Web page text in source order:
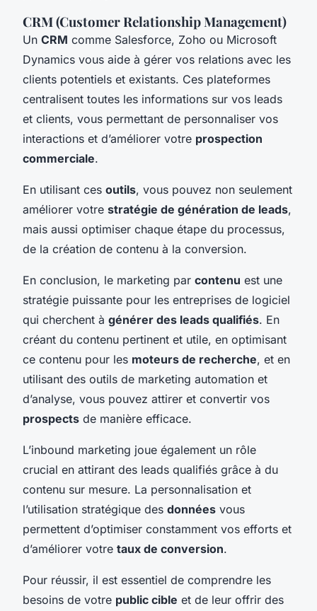
CRM (Customer Relationship Management)
Un CRM comme Salesforce, Zoho ou Microsoft
Dynamics vous aide à gérer vos relations avec les
clients potentiels et existants. Ces plateformes
centralisent toutes les informations sur vos leads
et clients, vous permettant de personnaliser vos
interactions et d’améliorer votre prospection
commerciale.
En utilisant ces outils, vous pouvez non seulement
améliorer votre stratégie de génération de leads,
mais aussi optimiser chaque étape du processus,
de la création de contenu à la conversion.
En conclusion, le marketing par contenu est une
stratégie puissante pour les entreprises de logiciel
qui cherchent à générer des leads qualifiés. En
créant du contenu pertinent et utile, en optimisant
ce contenu pour les moteurs de recherche, et en
utilisant des outils de marketing automation et
d’analyse, vous pouvez attirer et convertir vos
prospects de manière efficace.
L’inbound marketing joue également un rôle
crucial en attirant des leads qualifiés grâce à du
contenu sur mesure. La personnalisation et
l’utilisation stratégique des données vous
permettent d’optimiser constamment vos efforts et
d’améliorer votre taux de conversion.
Pour réussir, il est essentiel de comprendre les
besoins de votre public cible et de leur offrir des